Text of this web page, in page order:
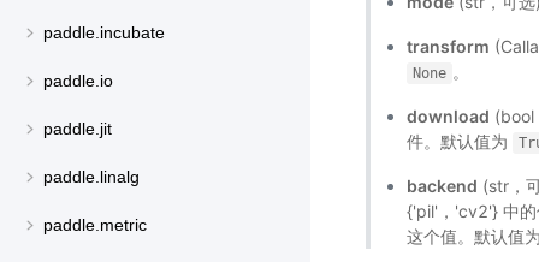
paddle.incubate
paddle.io
paddle.jit
paddle.linalg
paddle.metric
transform
None 。
download
件。默认值为
backend (str，
{'pil'，'cv2'} 中
这个值。默认值